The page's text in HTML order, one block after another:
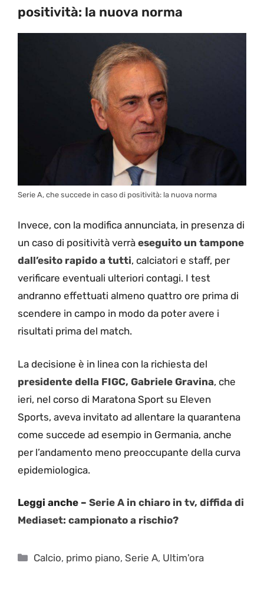
positività: la nuova norma
Serie A, che succede in caso di positività: la nuova norma
Invece, con la modifica annunciata, in presenza di
un caso di positività verrà eseguito un tampone
dall’esito rapido a tutti, calciatori e staff, per
verificare eventuali ulteriori contagi. I test
andranno effettuati almeno quattro ore prima di
scendere in campo in modo da poter avere i
risultati prima del match.
La decisione è in linea con la richiesta del
presidente della FIGC, Gabriele Gravina, che
ieri, nel corso di Maratona Sport su Eleven
Sports, aveva invitato ad allentare la quarantena
come succede ad esempio in Germania, anche
per l’andamento meno preoccupante della curva
epidemiologica.
Leggi anche – Serie A in chiaro in tv, diffida di
Mediaset: campionato a rischio?
Categorie
Calcio, primo piano,Serie A, Ultim'ora